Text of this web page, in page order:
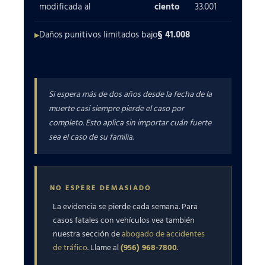
modificada al
ciento
33.001
Daños punitivos limitados bajo§ 41.008
Si espera más de dos años desde la fecha de la
muerte casi siempre pierde el caso por
completo. Esto aplica sin importar cuán fuerte
sea el caso de su familia.
NO ESPERE DEMASIADO
La evidencia se pierde cada semana. Para
casos fatales con vehículos vea también
nuestra sección deabogado de accidentes
de tráfico. Llame al(956) 968-7800.